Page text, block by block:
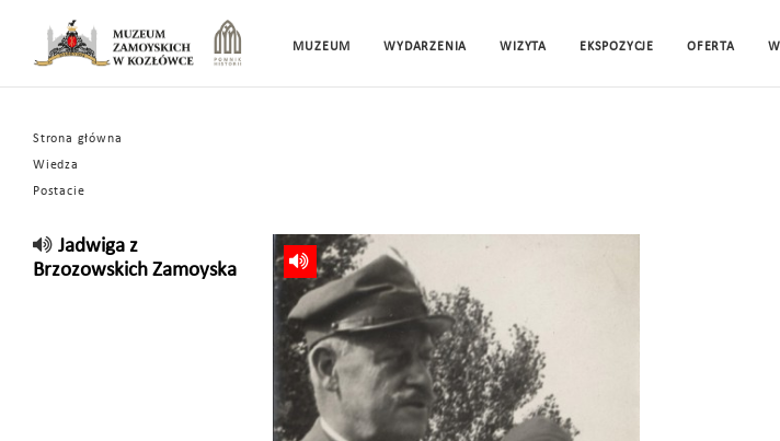
MUZEUM WYDARZENIA WIZYTA EKSPOZYCJE OFERTA
Strona główna
Wiedza
Postacie
Jadwiga z
Brzozowskich Zamoyska